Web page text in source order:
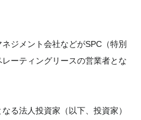
ジメント会社などがSPC（特別
ーティングリースの営業者とな
る法人投資家（以下、投資家）